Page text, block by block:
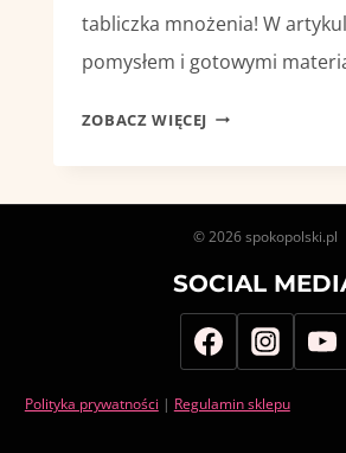
tabliczka mnożenia! W
pomysłem i gotowymi
ZOBACZ WIĘCEJ STOPNIOWANIE
–
MÓJ
POMYSŁ
LEKCJĘ
© 2026 spokopolski.pl
SOCIAL
Polityka prywatności | Regulamin sklepu